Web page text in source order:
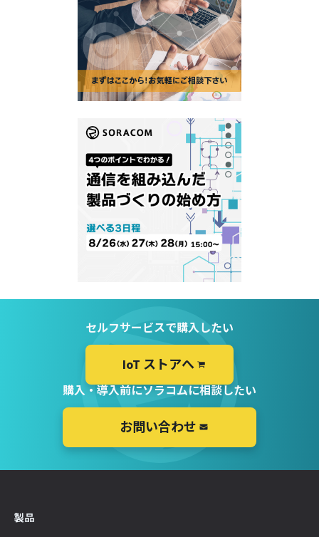
セルフサービスで購入したい
IoT ストアへ
購入・導入前にソラコムに相談したい
お問い合わせ
製品